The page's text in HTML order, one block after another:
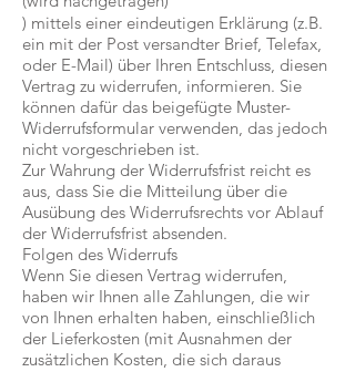
) mittels einer eindeutigen Erklärung (z.B.
ein mit der Post versandter Brief, Telefax,
oder E-Mail) über Ihren Entschluss, diesen
Vertrag zu widerrufen, informieren. Sie
können dafür das beigefügte Muster-
Widerrufsformular verwenden, das jedoch
nicht vorgeschrieben ist.
Zur Wahrung der Widerrufsfrist reicht es
aus, dass Sie die Mitteilung über die
Ausübung des Widerrufsrechts vor Ablauf
der Widerrufsfrist absenden.
Folgen des Widerrufs
Wenn Sie diesen Vertrag widerrufen,
haben wir Ihnen alle Zahlungen, die wir
von Ihnen erhalten haben, einschließlich
der Lieferkosten (mit Ausnahmen der
zusätzlichen Kosten, die sich daraus